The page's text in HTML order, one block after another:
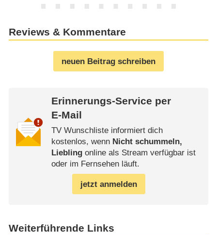
Reviews & Kommentare
neuen Beitrag schreiben
Erinnerungs-Service per
E-Mail
TV Wunschliste informiert dich
kostenlos, wenn Nicht schummeln,
Lieblingonline als Stream verfügbar ist
oder im Fernsehen läuft.
jetzt anmelden
Weiterführende Links